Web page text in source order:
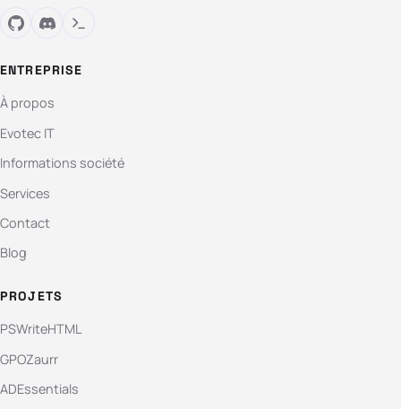
ENTREPRISE
À propos
Evotec IT
Informations société
Services
Contact
Blog
PROJETS
PSWriteHTML
GPOZaurr
ADEssentials